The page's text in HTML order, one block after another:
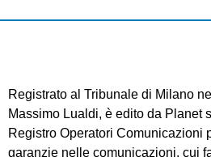
Registrato al Tribunale di Milano
Massimo Lualdi, è edito da Planet
Registro Operatori Comunicazioni
garanzie nelle comunicazioni, cui